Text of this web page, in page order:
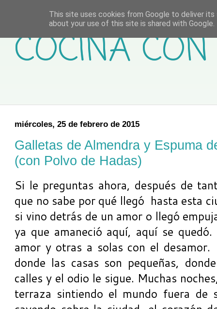
COCINA
miércoles, 25 de febrero de 2015
Galletas de Almendra y Espuma
(con Polvo de Hadas)
Si le preguntas ahora, después de
que no sabe por qué llegó hasta esta
si vino detrás de un amor o llegó
ya que amaneció aquí, aquí se
amor y otras a solas con el
donde las casas son pequeñas,
calles y el odio le sigue. Muchas
terraza sintiendo el mundo fuera de
This site uses cookies from Google to deliver
about your use of this site is shared with